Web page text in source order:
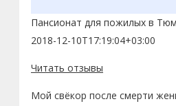
Пансионат для пожилых в
2018-12-10T17:19:04+03:00
Читать отзывы
Мой свёкор после смерти